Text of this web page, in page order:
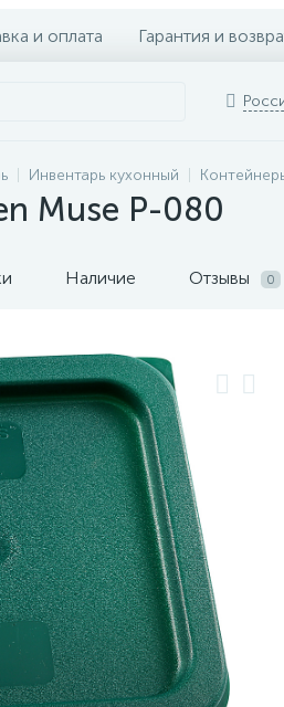
и оплата Гарантия и
Инвентарь кухонный
Muse P-080
Наличие Отзывы 0